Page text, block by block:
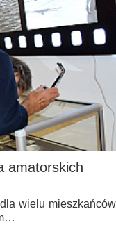
amatorskich
wielu mieszkańców